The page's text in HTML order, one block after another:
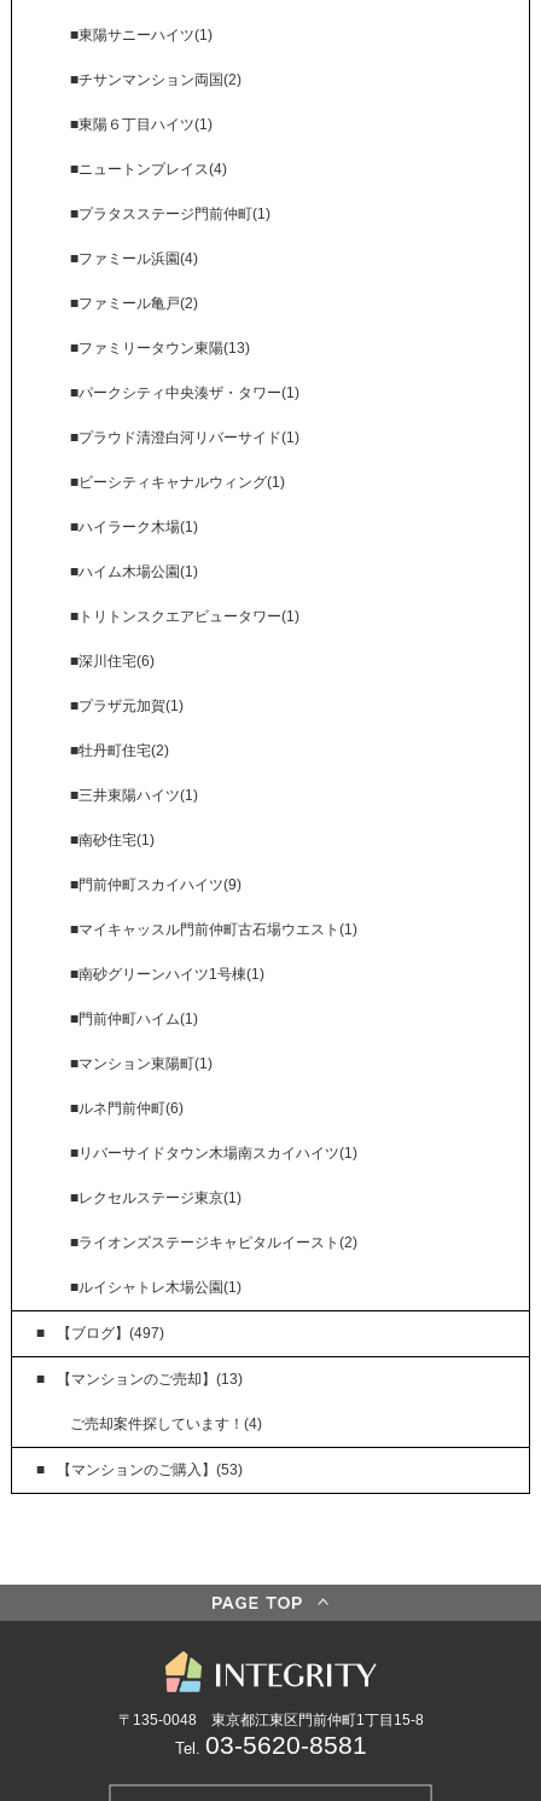
■東陽サニーハイツ(1)
■チサンマンション両国(2)
■東陽６丁目ハイツ(1)
■ニュートンプレイス(4)
■プラタスステージ門前仲町(1)
■ファミール浜園(4)
■ファミール亀戸(2)
■ファミリータウン東陽(13)
■パークシティ中央湊ザ・タワー(1)
■プラウド清澄白河リバーサイド(1)
■ビーシティキャナルウィング(1)
■ハイラーク木場(1)
■ハイム木場公園(1)
■トリトンスクエアビュータワー(1)
■深川住宅(6)
■プラザ元加賀(1)
■牡丹町住宅(2)
■三井東陽ハイツ(1)
■南砂住宅(1)
■門前仲町スカイハイツ(9)
■マイキャッスル門前仲町古石場ウエスト(1)
■南砂グリーンハイツ1号棟(1)
■門前仲町ハイム(1)
■マンション東陽町(1)
■ルネ門前仲町(6)
■リバーサイドタウン木場南スカイハイツ(1)
■レクセルステージ東京(1)
■ライオンズステージキャピタルイースト(2)
■ルイシャトレ木場公園(1)
【ブログ】(497)
【マンションのご売却】(13)
ご売却案件探しています！(4)
【マンションのご購入】(53)
〒135-0048 東京都江東区門前仲町1丁目15-8
Tel. 03-5620-8581